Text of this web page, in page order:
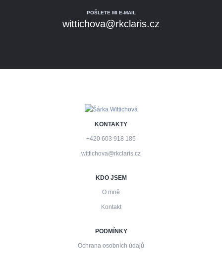
POŠLETE MI E-MAIL
wittichova@rkclaris.cz
KONTAKTY
+420 603 918 185
wittichova@rkclaris.cz
KDO JSEM
O mně
Kontakt
PODMÍNKY
Ochrana osobních údajů